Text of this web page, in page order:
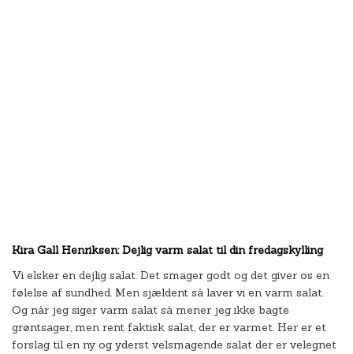
Kira Gall Henriksen: Dejlig varm salat til din fredagskylling
Vi elsker en dejlig salat. Det smager godt og det giver os en
følelse af sundhed. Men sjældent så laver vi en varm salat.
Og når jeg siger varm salat så mener jeg ikke bagte
grøntsager, men rent faktisk salat, der er varmet. Her er et
forslag til en ny og yderst velsmagende salat der er velegnet